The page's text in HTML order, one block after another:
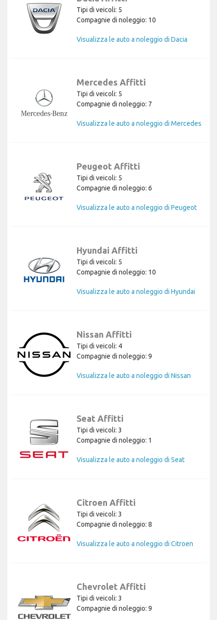
Tipi di veicoli: 5
Compagnie di noleggio: 10
Visualizza le auto a noleggio di Dacia
Mercedes Affitti
Tipi di veicoli: 5
Compagnie di noleggio: 7
Visualizza le auto a noleggio di Mercedes
Peugeot Affitti
Tipi di veicoli: 5
Compagnie di noleggio: 6
Visualizza le auto a noleggio di Peugeot
Hyundai Affitti
Tipi di veicoli: 5
Compagnie di noleggio: 10
Visualizza le auto a noleggio di Hyundai
Nissan Affitti
Tipi di veicoli: 4
Compagnie di noleggio: 9
Visualizza le auto a noleggio di Nissan
Seat Affitti
Tipi di veicoli: 3
Compagnie di noleggio: 1
Visualizza le auto a noleggio di Seat
Citroen Affitti
Tipi di veicoli: 3
Compagnie di noleggio: 8
Visualizza le auto a noleggio di Citroen
Chevrolet Affitti
Tipi di veicoli: 3
Compagnie di noleggio: 9